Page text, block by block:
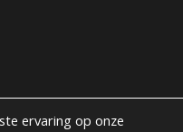
ervaring op onze